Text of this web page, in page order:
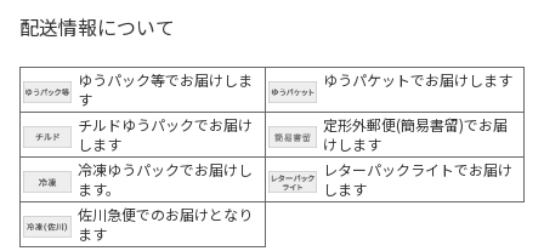
配送情報について
ゆうパック等でお届けしま
す
ゆうパケットでお届けします
チルドゆうパックでお届け
します
定形外郵便(簡易書留)でお届
けします
冷凍ゆうパックでお届けし
ます。
レターパックライトでお届け
します
佐川急便でのお届けとなり
ます